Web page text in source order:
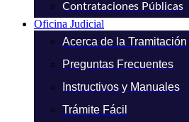
Contrataciones Públicas
Oficina Judicial
Acerca de la Tramitación
Preguntas Frecuentes
Instructivos y Manuales
Trámite Fácil